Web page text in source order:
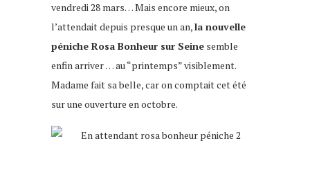
vendredi 28 mars… Mais encore mieux, on
l’attendait depuis presque un an,la nouvelle
péniche Rosa Bonheur sur Seine semble
enfin arriver … au “printemps” visiblement.
Madame fait sa belle, car on comptait cet été
sur une ouverture en octobre.